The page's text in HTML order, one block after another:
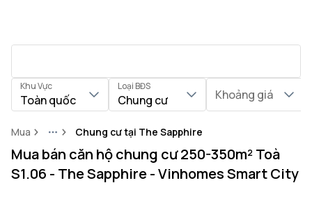
Khu Vực
Toàn quốc
Loại BĐS
Chung cư Khoảng giá
Mua MoreChung cư tại The Sapphire
Mua bán căn hộ chung cư 250-350m² Toà
S1.06 - The Sapphire - Vinhomes Smart City